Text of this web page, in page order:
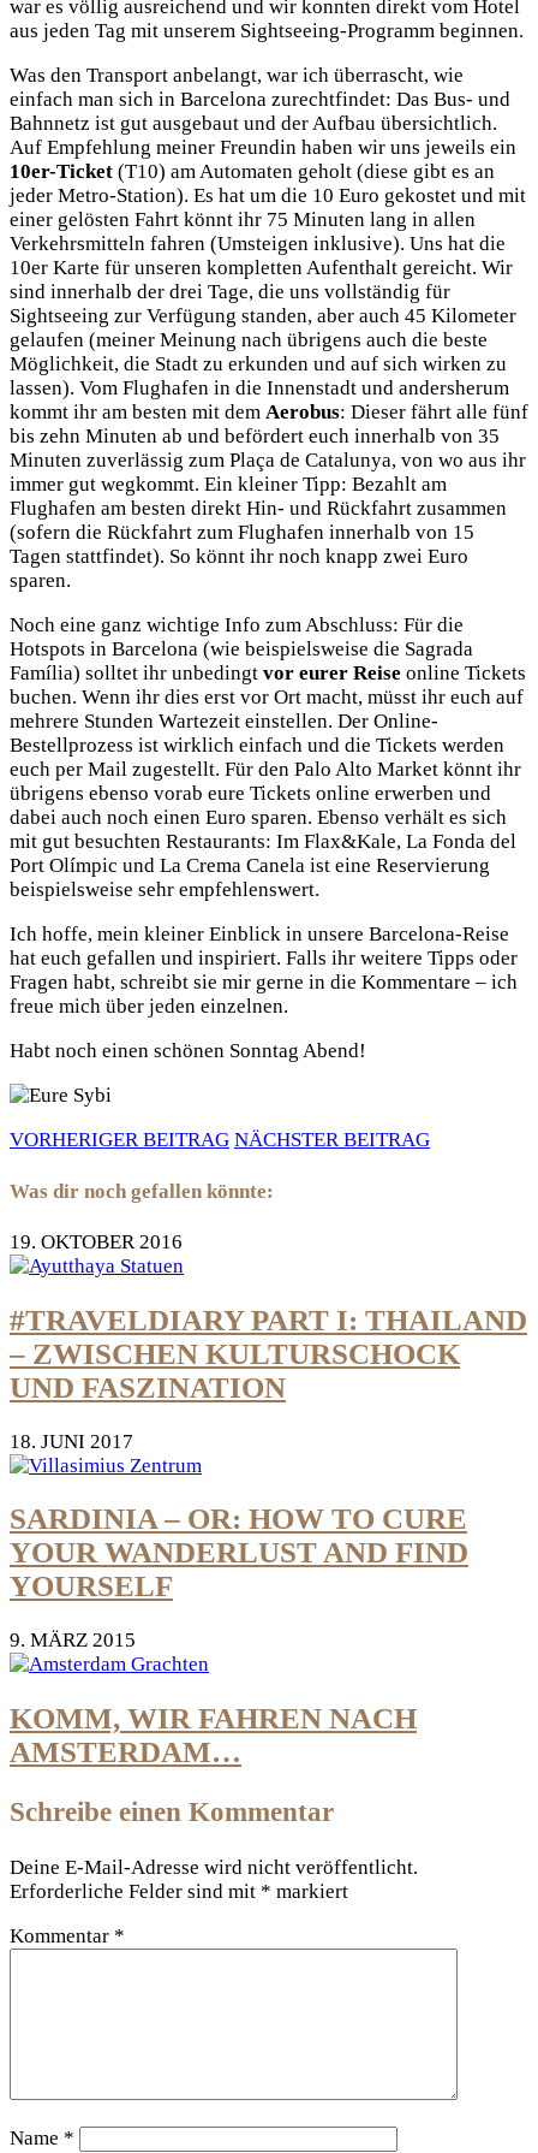
war es völlig ausreichend und wir konnten direkt vom Hotel
aus jeden Tag mit unserem Sightseeing-Programm beginnen.
Was den Transport anbelangt, war ich überrascht, wie
einfach man sich in Barcelona zurechtfindet: Das Bus- und
Bahnnetz ist gut ausgebaut und der Aufbau übersichtlich.
Auf Empfehlung meiner Freundin haben wir uns jeweils ein
10er-Ticket (T10) am Automaten geholt (diese gibt es an
jeder Metro-Station). Es hat um die 10 Euro gekostet und mit
einer gelösten Fahrt könnt ihr 75 Minuten lang in allen
Verkehrsmitteln fahren (Umsteigen inklusive). Uns hat die
10er Karte für unseren kompletten Aufenthalt gereicht. Wir
sind innerhalb der drei Tage, die uns vollständig für
Sightseeing zur Verfügung standen, aber auch 45 Kilometer
gelaufen (meiner Meinung nach übrigens auch die beste
Möglichkeit, die Stadt zu erkunden und auf sich wirken zu
lassen). Vom Flughafen in die Innenstadt und andersherum
kommt ihr am besten mit dem Aerobus: Dieser fährt alle fünf
bis zehn Minuten ab und befördert euch innerhalb von 35
Minuten zuverlässig zum Plaça de Catalunya, von wo aus ihr
immer gut wegkommt. Ein kleiner Tipp: Bezahlt am
Flughafen am besten direkt Hin- und Rückfahrt zusammen
(sofern die Rückfahrt zum Flughafen innerhalb von 15
Tagen stattfindet). So könnt ihr noch knapp zwei Euro
sparen.
Noch eine ganz wichtige Info zum Abschluss: Für die
Hotspots in Barcelona (wie beispielsweise die Sagrada
Família) solltet ihr unbedingt vor eurer Reise online Tickets
buchen. Wenn ihr dies erst vor Ort macht, müsst ihr euch auf
mehrere Stunden Wartezeit einstellen. Der Online-
Bestellprozess ist wirklich einfach und die Tickets werden
euch per Mail zugestellt. Für den Palo Alto Market könnt ihr
übrigens ebenso vorab eure Tickets online erwerben und
dabei auch noch einen Euro sparen. Ebenso verhält es sich
mit gut besuchten Restaurants: Im Flax&Kale, La Fonda del
Port Olímpic und La Crema Canela ist eine Reservierung
beispielsweise sehr empfehlenswert.
Ich hoffe, mein kleiner Einblick in unsere Barcelona-Reise
hat euch gefallen und inspiriert. Falls ihr weitere Tipps oder
Fragen habt, schreibt sie mir gerne in die Kommentare – ich
freue mich über jeden einzelnen.
Habt noch einen schönen Sonntag Abend!
VORHERIGER BEITRAG NÄCHSTER BEITRAG
Was dir noch gefallen könnte:
19. OKTOBER 2016
#TRAVELDIARY PART I: THAILAND
– ZWISCHEN KULTURSCHOCK
UND FASZINATION
18. JUNI 2017
SARDINIA – OR: HOW TO CURE
YOUR WANDERLUST AND FIND
YOURSELF
9. MÄRZ 2015
KOMM, WIR FAHREN NACH
AMSTERDAM…
Schreibe einen Kommentar
Deine E-Mail-Adresse wird nicht veröffentlicht.
Erforderliche Felder sind mit * markiert
Kommentar *
Name *